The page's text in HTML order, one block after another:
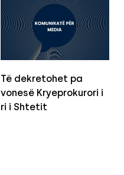
Të dekretohet pa
vonesë Kryeprokurori i
ri i Shtetit